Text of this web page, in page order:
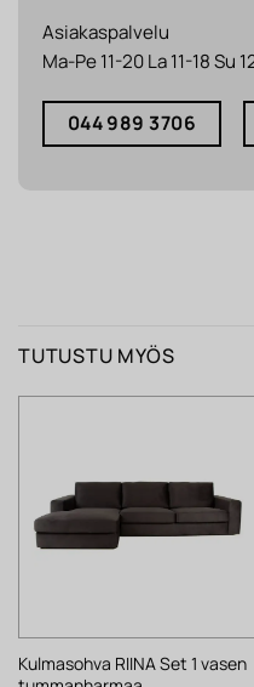
Asiakaspalvelu
Ma-Pe 11-20 La 11-18 Su
044 989 3706
TUTUSTU MYÖS
Kulmasohva RIINA Set 1 vasen